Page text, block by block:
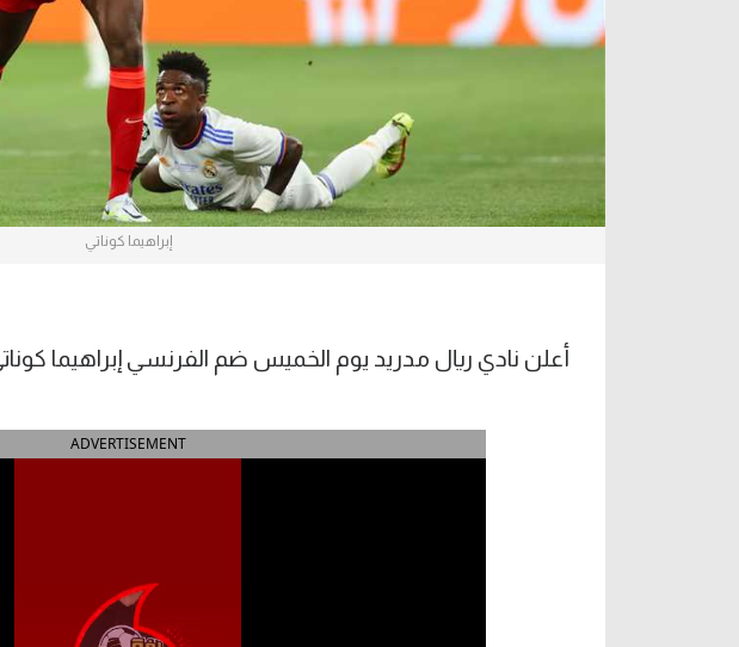
إبراهيما كوناتي
أعلن نادي ريال مدريد يوم الخميس ضم الفرنسي إبراهيما
ADVERTISEMENT